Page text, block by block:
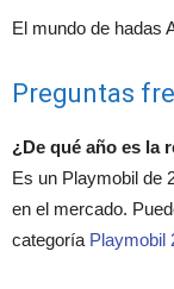
El mundo de hadas
Preguntas
¿De qué año es la
Es un Playmobil de
en el mercado.
categoría Playmobil